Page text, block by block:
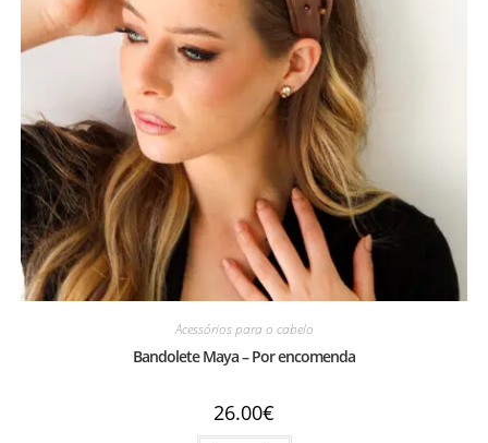
Acessórios para o cabelo
Bandolete Maya – Por encomenda
26.00€